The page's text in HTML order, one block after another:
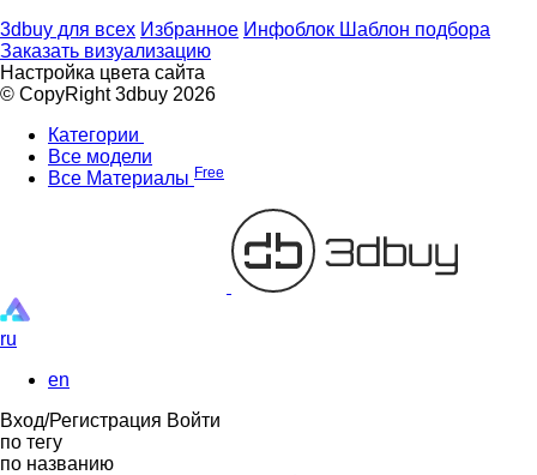
3dbuy для всех Избранное Инфоблок Шаблон подбора
Заказать визуализацию
Настройка цвета сайта
© CopyRight 3dbuy 2026
Категории
Все модели
Все Материалы Free
ru
en
Вход/Регистрация Войти
по тегу
по названию